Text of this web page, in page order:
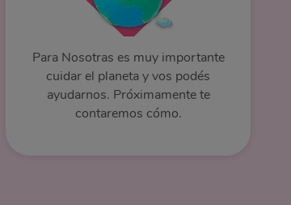
Para Nosotras es muy importante
cuidar el planeta y vos podés
ayudarnos. Próximamente te
contaremos cómo.